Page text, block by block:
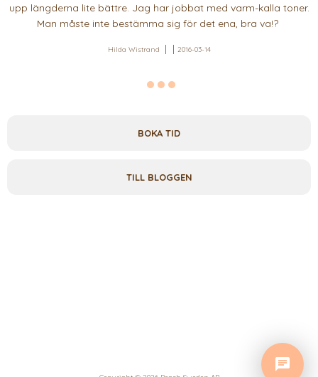
upp längderna lite bättre. Jag har jobbat med varm-kalla toner.
Man måste inte bestämma sig för det ena, bra va!?
Hilda Wistrand 2016-03-14
BOKA TID
TILL BLOGGEN